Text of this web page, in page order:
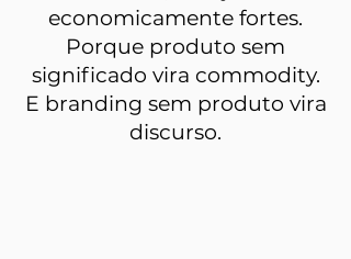
economicamente fortes.
Porque produto sem
significado vira commodity.
E branding sem produto vira
discurso.